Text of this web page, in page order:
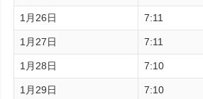
1月26日 7:11
1月27日 7:11
1月28日 7:10
1月29日 7:10